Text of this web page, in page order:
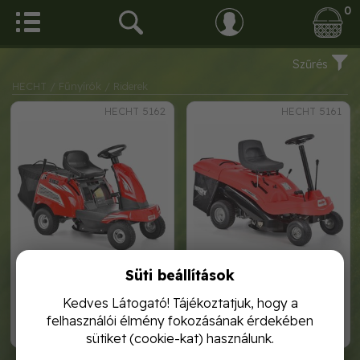
0
Szűrés
HECHT / Fűnyírók
/ Riderek
HECHT 5162
799 990,-
hecht 5162 kerti traktor
HECHT 5161
399 990,-
hecht kerti traktor
Süti beállítások
Kedves Látogató! Tájékoztatjuk, hogy a
felhasználói élmény fokozásának érdekében
sütiket (cookie-kat) használunk.